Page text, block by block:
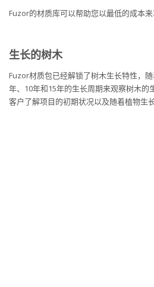
Fuzor的材质库可以帮助您以最低的成本来
生长的树木
Fuzor材质包已经解锁了树木生长特性，
年、10年和15年的生长周期来观察树木的
客户了解项目的初期状况以及随着植物生